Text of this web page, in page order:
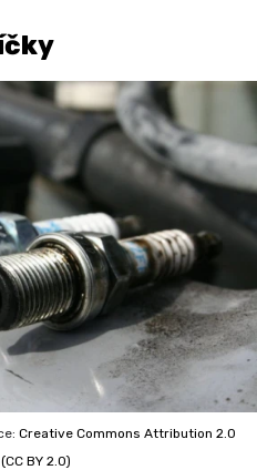
Creative Commons Attribution 2.0
BY 2.0)